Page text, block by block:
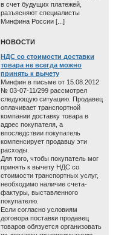
в счет будущих платежей,
разъясняют специалисты
Минфина России [...]
HОВОСТИ
НДС со стоимости доставки
товара не всегда можно
принять к вычету
Минфин в письме от 15.08.2012
№ 03-07-11/299 рассмотрел
следующую ситуацию. Продавец
оплачивает транспортной
компании доставку товара в
адрес покупателя, а
впоследствии покупатель
компенсирует продавцу эти
расходы.
Для того, чтобы покупатель мог
принять к вычету НДС со
стоимости транспортных услуг,
необходимо наличие счета-
фактуры, выставленного
покупателю.
Если согласно условиям
договора поставки продавец
товаров обязуется организовать